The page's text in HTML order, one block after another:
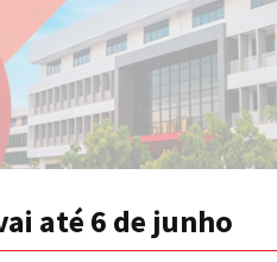
até 6 de junho